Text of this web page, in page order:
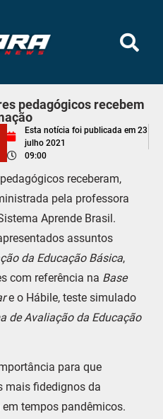
pedagógicos recebem
Esta notícia foi publicada em 23
julho 2021
09:00
receberam,
pela professora
Aprende Brasil.
assuntos
da Educação Básica,
com referência na Base
e o Hábile, teste simulado
de Avaliação da Educação
para que
mais fidedignos da
tempos pandêmicos.